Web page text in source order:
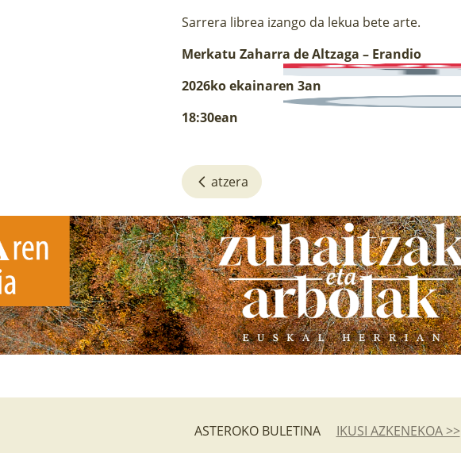
Sarrera librea izango da lekua bete arte.
Merkatu Zaharra de Altzaga – Erandio
2026ko ekainaren 3an
18:30ean
atzera
ASTEROKO BULETINA IKUSI AZKENEKOA >>